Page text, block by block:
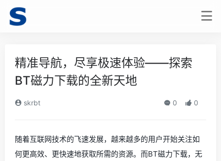
精准导航，尽享极速体验——探索
BT磁力下载的全新天地
skrbt 0 0
随着互联网技术的飞速发展，越来越多的用户开始关注如
何更高效、更快速地获取所需的资源。而BT磁力下载，无